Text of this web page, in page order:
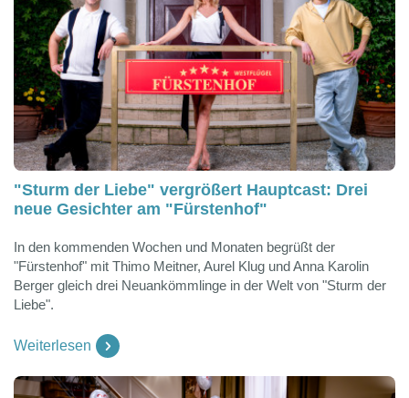
"Sturm der Liebe" vergrößert Hauptcast: Drei
neue Gesichter am "Fürstenhof"
In den kommenden Wochen und Monaten begrüßt der
"Fürstenhof" mit Thimo Meitner, Aurel Klug und Anna Karolin
Berger gleich drei Neuankömmlinge in der Welt von "Sturm der
Liebe".
Weiterlesen